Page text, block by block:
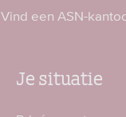
Vind een ASN-
Je situatie